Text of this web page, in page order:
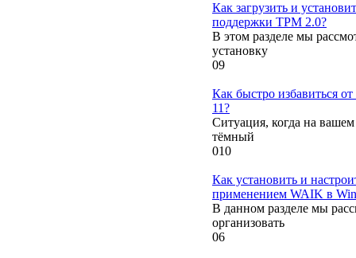
Как загрузить и
поддержки TPM 2.0?
В этом разделе мы
установку
09
Как быстро избавиться
11?
Ситуация, когда на
тёмный
010
Как установить и
применением WAIK в
В данном разделе мы
организовать
06